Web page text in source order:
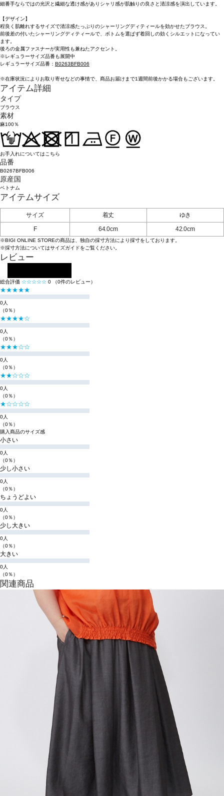
細番手ならではの光沢と繊細な透け感がありシャリ感が肌触りの良さと清涼感を演出しています。
【デザイン】
程良く肌離れするサイズで清涼感たっぷりのシャーリングディティールを効かせたブラウス。
前後差の付いたシャーリングディティールで、ボトムを選ばず着回しの効くシルエットになってい
ます。
後ろの金属ファスナーが実用性も兼ねたアクセント。
※レギュラーサイズ品番も展開中
レギュラーサイズ品番： B0263BFB006
※在庫状況によりお取り寄せなどの事情で、商品お届けまで1週間前後かかる場合もございます。
アイテム詳細
タイプ
ブラウス
素材
麻100％
お手入れについてはこちら
品番
B0267BFB006
原産国
ベトナム
アイテムサイズ
サイズ 着丈
ゆき
F
64.0cm 42.0cm
※BIGI ONLINE STOREの商品は、独自の採寸方法により採寸をしております。
※採寸方法についてはサイズガイドをご覧ください。
レビュー
総合評価 ☆☆☆☆☆ 0 （0件のレビュー）
★★★★★
0人
（0％）
★★★★☆
0人
（0％）
★★★☆☆
0人
（0％）
★★☆☆☆
0人
（0％）
★☆☆☆☆
0人
（0％）
購入商品のサイズ感
小さい
0人
（0％）
少し小さい
0人
（0％）
ちょうどよい
0人
（0％）
少し大きい
0人
（0％）
大きい
0人
（0％）
関連商品